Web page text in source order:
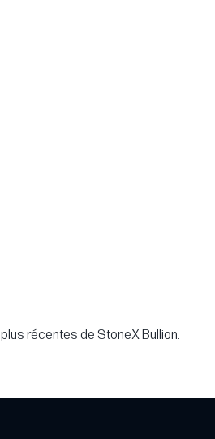
récentes de StoneX Bullion.